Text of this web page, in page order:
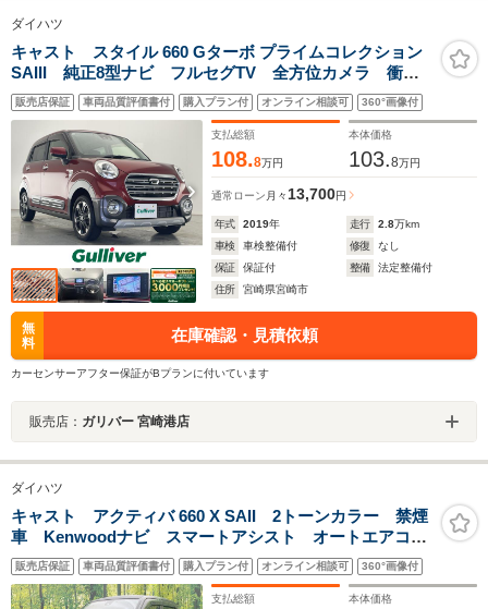
ダイハツ
キャスト スタイル 660 Gターボ プライムコレクション
SAIII 純正8型ナビ フルセグTV 全方位カメラ 衝突
被害軽減システム オートマチックハイビーム ドライ
ブレコーダー ETC シートヒーター ステアリングス
イッチ 純正LEDヘッドライト 純正15インチAW
販売店保証 車両品質評価書付 購入プラン付 オンライン相談可 360°画像付
支払総額
108.8万円
本体価格
103.8万円
通常ローン 月々 13,700円
年式 2019年 走行 2.8万km
車検
車検整備付 修復
なし
保証
保証付 整備
法定整備付
住所
宮崎県宮崎市
無
料
在庫確認・見積依頼
カーセンサーアフター保証がBプランに付いています
販売店： ガリバー 宮崎港店
ダイハツ
キャスト アクティバ 660 X SAII 2トーンカラー 禁煙
車 Kenwoodナビ スマートアシスト オートエアコ
ン オートライト ドライブレコーダー ETC アイド
リングストップ スマートキー 純正15インチアルミホ
イール
販売店保証 車両品質評価書付 購入プラン付 オンライン相談可 360°画像付
支払総額 本体価格